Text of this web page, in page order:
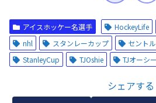
アイスホッケー名選手 HockeyLife
nhl
スタンレーカップ セント
StanleyCup
TJOshie TJオーシー
シェアする